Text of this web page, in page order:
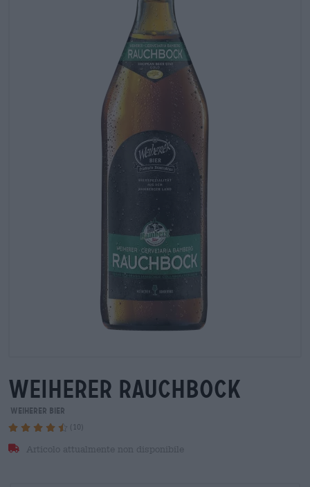
weiherer rauchbock
Weiherer Bier
(10)
Articolo attualmente non disponibile